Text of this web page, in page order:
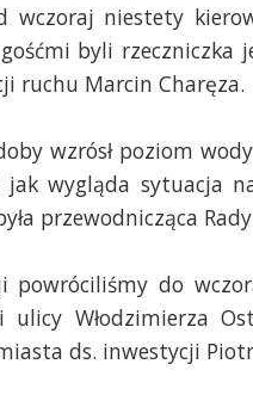
wczoraj niestety
byli rzeczniczka
ruchu Marcin Charęza.
wzrósł poziom
wygląda sytuacja
przewodnicząca
powróciliśmy do
ulicy Włodzimierza
ds. inwestycji